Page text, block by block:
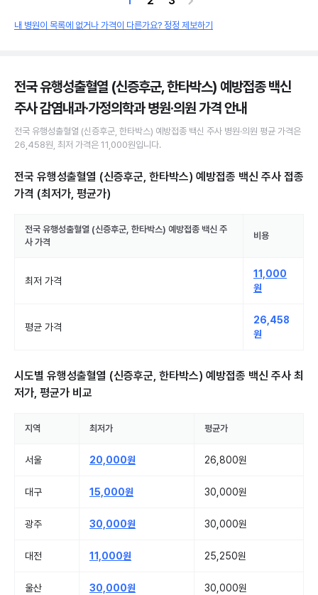
내 병원이 목록에 없거나 가격이 다른가요? 정정 제보하기
전국 유행성출혈열 (신증후군, 한타박스) 예방접종 백신
주사 감염내과·가정의학과 병원·의원가격 안내
전국 유행성출혈열 (신증후군, 한타박스) 예방접종 백신 주사 병원·의원 평균 가격은
26,458원 , 최저 가격은 11,000원입니다.
전국 유행성출혈열 (신증후군, 한타박스) 예방접종 백신 주사 접종
가격 (최저가, 평균가)
전국 유행성출혈열 (신증후군, 한타박스) 예방접종 백신 주
사 가격
비용
최저 가격
11,000
원
평균 가격
26,458
원
시도별 유행성출혈열 (신증후군, 한타박스) 예방접종 백신 주사 최
저가, 평균가 비교
지역 최저가 평균가
서울 20,000원 26,800원
대구 15,000원 30,000원
광주 30,000원 30,000원
대전 11,000원 25,250원
울산 30,000원 30,000원